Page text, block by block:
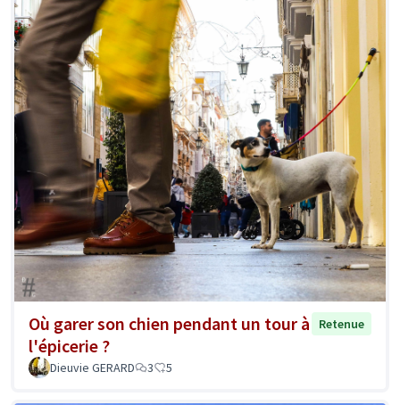
Où garer son chien pendant un tour à
l'épicerie ?
Retenue
Dieuvie GERARD 3 5